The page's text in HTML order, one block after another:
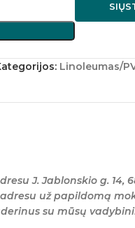
Linoleumas/
J. Jablonskio g. 14,
už papildomą
su mūsų